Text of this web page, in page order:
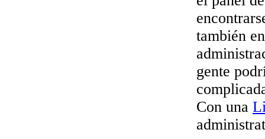
también
gente
Con una